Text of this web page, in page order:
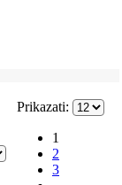
Prikazati:
1
2
3